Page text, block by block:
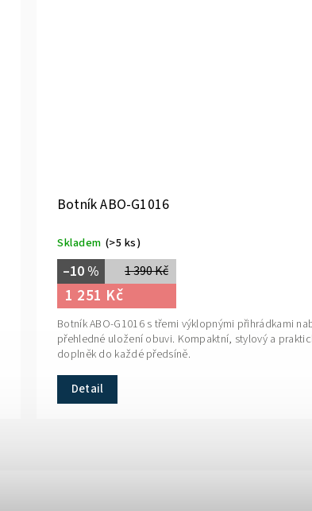
Botník ABO-G1016
Skladem (>5 ks)
1 390 Kč
–10 %
1 251 Kč
Detail
Botník ABO-G1016 s třemi výklopnými přihrádkami
přehledné uložení obuvi. Kompaktní, stylový a
doplněk do každé předsíně.